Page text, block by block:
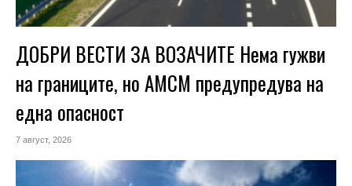
ДОБРИ ВЕСТИ ЗА ВОЗАЧИТЕ Нема гужви
на границите, но АМСМ предупредува на
една опасност
7 август, 2026